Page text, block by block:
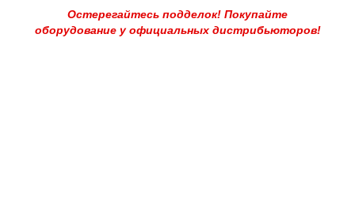
Остерегайтесь подделок! Покупайте
оборудование у официальных дистрибьюторов!